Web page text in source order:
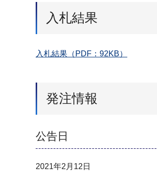
入札結果
入札結果（PDF：92KB）
発注情報
公告日
2021年2月12日